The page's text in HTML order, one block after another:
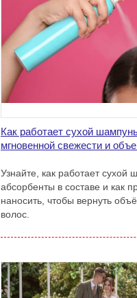
Как работает сухой
мгновенной свежести и
Узнайте, как работает сухой
абсорбенты в составе и как
наносить, чтобы вернуть
волос.